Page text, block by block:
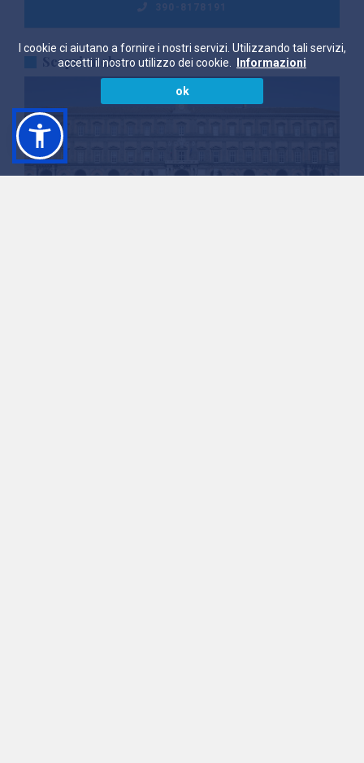
I cookie ci aiutano a fornire i nostri servizi. Utilizzando tali servizi,
accetti il nostro utilizzo dei cookie.
Informazioni
ok
390-8178191
Scopri anche